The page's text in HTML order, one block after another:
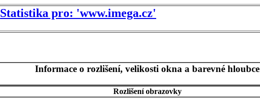
Statistika pro: 'www.imega.cz'
Informace o rozlišení, velikosti okna a barevné hloubce
Rozlišení obrazovky